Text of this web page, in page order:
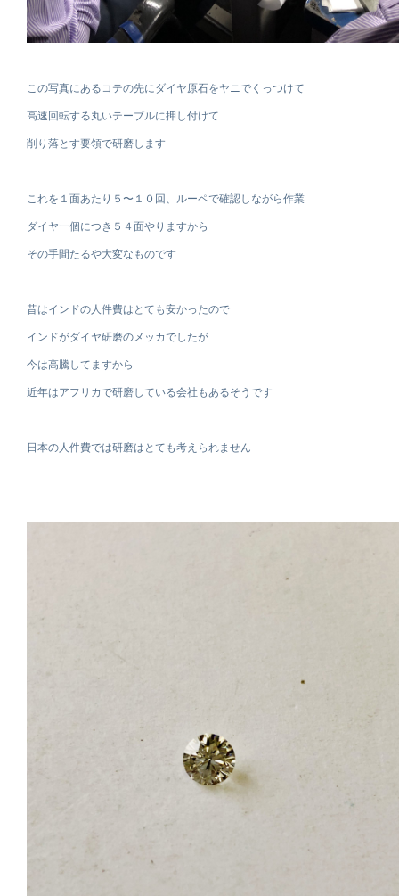
この写真にあるコテの先にダイヤ原石をヤニでくっつけて
高速回転する丸いテーブルに押し付けて
削り落とす要領で研磨します
これを１面あたり５〜１０回、ルーペで確認しながら作業
ダイヤ一個につき５４面やりますから
その手間たるや大変なものです
昔はインドの人件費はとても安かったので
インドがダイヤ研磨のメッカでしたが
今は高騰してますから
近年はアフリカで研磨している会社もあるそうです
日本の人件費では研磨はとても考えられません